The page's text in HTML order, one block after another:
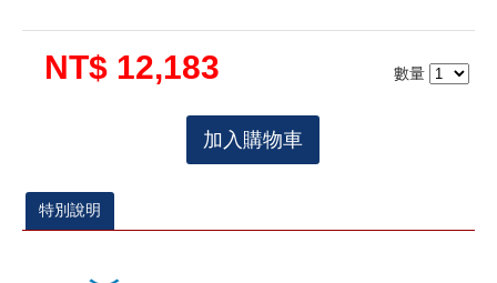
NT$ 12,183 數量
加入購物車
特別說明